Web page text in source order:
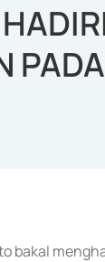
bakal